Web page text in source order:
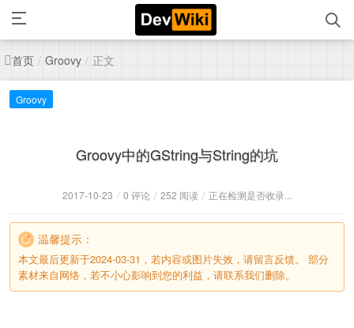
首页 / Groovy / 正文
Groovy
Groovy中的GString与String的坑
2017-10-23 / 0 评论 / 252 阅读 / 正在检测是否收录...
温馨提示：
本文最后更新于2024-03-31，若内容或图片失效，请留言反馈。 部分
素材来自网络，若不小心影响到您的利益，请联系我们删除。